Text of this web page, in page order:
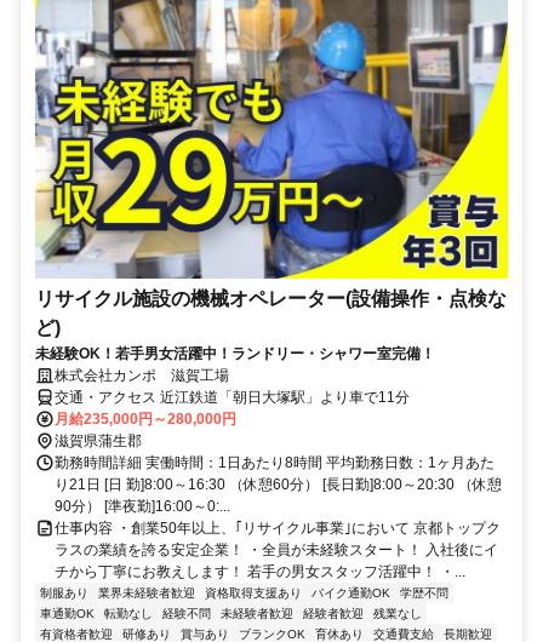
リサイクル施設の機械オペレーター(設備操作・点検な
ど)
未経験OK！若手男女活躍中！ランドリー・シャワー室完備！
株式会社カンポ 滋賀工場
交通・アクセス 近江鉄道「朝日大塚駅」より車で11分
月給235,000円～280,000円
滋賀県蒲生郡
勤務時間詳細 実働時間：1日あたり8時間 平均勤務日数：1ヶ月あた
り21日 [日 勤]8:00～16:30 （休憩60分） [長日勤]8:00～20:30 （休憩
90分） [準夜勤]16:00～0:...
仕事内容 ・創業50年以上、｢リサイクル事業｣において 京都トップク
ラスの業績を誇る安定企業！ ・全員が未経験スタート！ 入社後にイ
チから丁寧にお教えします！ 若手の男女スタッフ活躍中！ ・...
制服あり 業界未経験者歓迎 資格取得支援あり バイク通勤OK
学歴不問
車通勤OK
転勤なし 経験不問 未経験者歓迎 経験者歓迎
残業なし
有資格者歓迎
研修あり 賞与あり ブランクOK 育休あり 交通費支給
長期歓迎